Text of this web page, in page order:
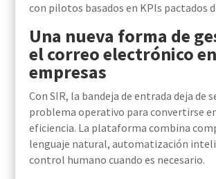
con pilotos basados en KPIs pactados
Una nueva forma de
el correo electrónico en
empresas
Con SIR, la bandeja de entrada deja de
problema operativo para convertirse
eficiencia. La plataforma combina
lenguaje natural, automatización
control humano cuando es necesario.